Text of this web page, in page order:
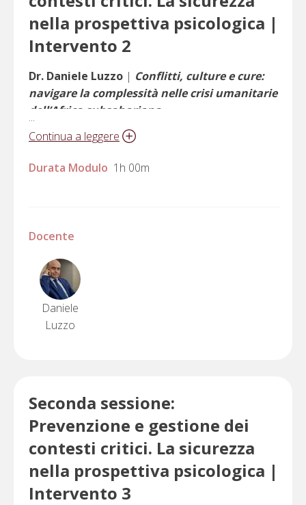
nella prospettiva psicologica |
Intervento 2
Dr. Daniele Luzzo | Conflitti, culture e cure:
navigare la complessità nelle crisi umanitarie
dell’Africa subsahariana
...
Continua a leggere
Durata Modulo 1h 00m
Docente
Daniele
Luzzo
Seconda sessione:
Prevenzione e gestione dei
contesti critici. La sicurezza
nella prospettiva psicologica |
Intervento 3